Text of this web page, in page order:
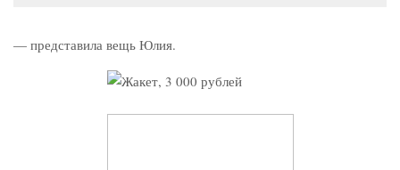
— представила вещь Юлия.